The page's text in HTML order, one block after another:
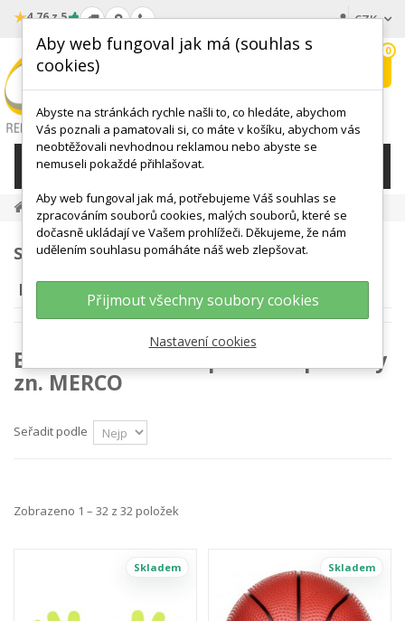
★4.76 z 5 CZK
wishlist
0
KATEGORIE
RADANSPORT S.r.o.
SEZNAM PRODUKTŮ PODLE DODAVATELŮ:
RADANSPORT S.R.O.
E-SPORTSHOP.CZ sportovní potřeny
zn. MERCO
Seřadit podle
Zobrazeno 1 – 32 z 32 položek
Skladem Skladem
Aby web fungoval jak má (souhlas s
cookies)
Abyste na stránkách rychle našli to, co hledáte, abychom
Vás poznali a pamatovali si, co máte v košíku, abychom vás
neobtěžovali nevhodnou reklamou nebo abyste se
nemuseli pokaždé přihlašovat.
Aby web fungoval jak má, potřebujeme Váš souhlas se
zpracováním souborů cookies, malých souborů, které se
dočasně ukládají ve Vašem prohlížeči. Děkujeme, že nám
udělením souhlasu pomáháte náš web zlepšovat.
Přijmout všechny soubory cookies
Nastavení cookies